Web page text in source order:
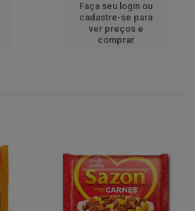
Faça seu login ou
cadastre-se para
ver preços e
comprar